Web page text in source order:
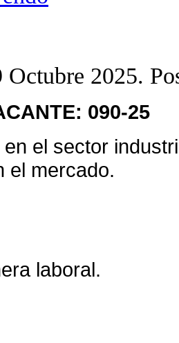
Octubre 2025.
090-25
el sector
el mercado.
laboral.